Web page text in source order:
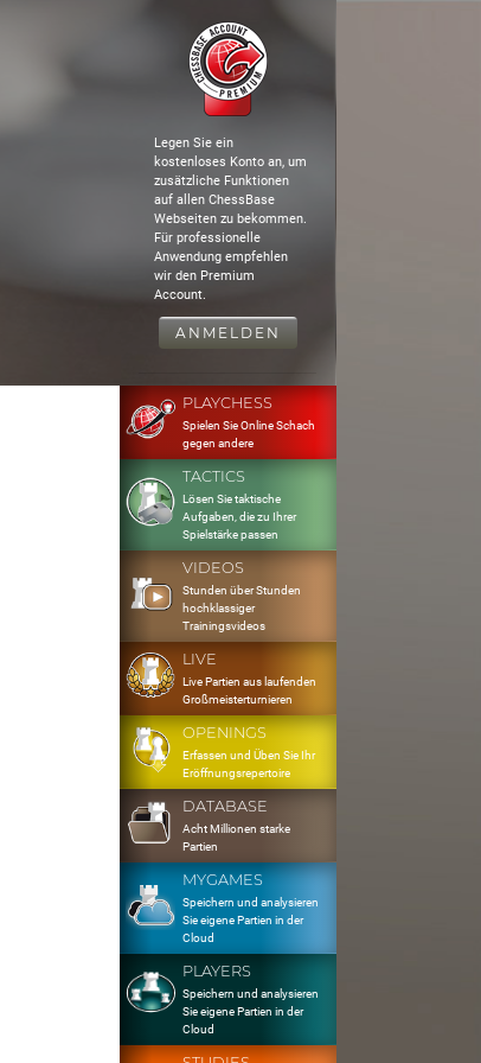
Legen Sie ein
kostenloses Konto an, um
zusätzliche Funktionen
auf allen ChessBase
Webseiten zu bekommen.
Für professionelle
Anwendung empfehlen
wir den Premium
Account.
ANMELDEN
PLAYCHESS
Spielen Sie Online Schach
gegen andere
TACTICS
Lösen Sie taktische
Aufgaben, die zu Ihrer
Spielstärke passen
VIDEOS
Stunden über Stunden
hochklassiger
Trainingsvideos
LIVE
Live Partien aus laufenden
Großmeisterturnieren
OPENINGS
Erfassen und Üben Sie Ihr
Eröffnungsrepertoire
DATABASE
Acht Millionen starke
Partien
MYGAMES
Speichern und analysieren
Sie eigene Partien in der
Cloud
PLAYERS
Speichern und analysieren
Sie eigene Partien in der
Cloud